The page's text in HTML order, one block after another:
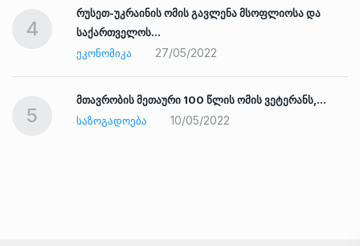
4
რუსეთ-უკრაინის ომის გავლენა მსოფლიოსა და
საქართველოს…
ᲔᲙᲝᲜᲝᲛᲘᲙᲐ
27/05/2022
5
მთავრობის მეთაური 100 წლის ომის ვეტერანს,…
ᲡᲐᲖᲝᲒᲐᲓᲝᲔᲑᲐ
10/05/2022